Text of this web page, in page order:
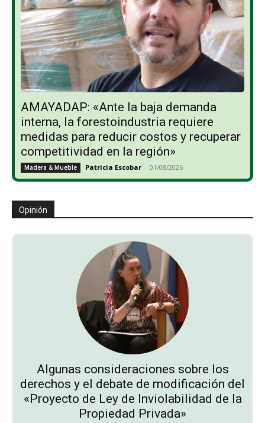
AMAYADAP: «Ante la baja demanda
interna, la forestoindustria requiere
medidas para reducir costos y recuperar
competitividad en la región»
Madera & Mueble Patricia Escobar - 01/08/2026
Opinión
Algunas consideraciones sobre los
derechos y el debate de modificación del
«Proyecto de Ley de Inviolabilidad de la
Propiedad Privada»